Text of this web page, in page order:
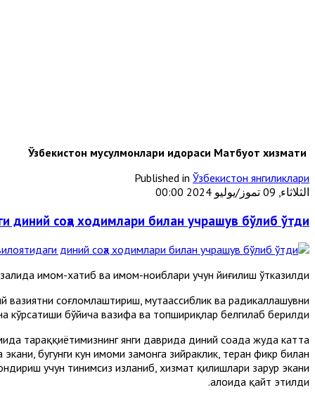
Published in Ўзбекистон янгиликлари
الثلاثاء, 09 تموز/يوليو 2024 00:00
диний соҳа ходимлари билан учрашув бўлиб ўтди
имом-хатиб ва имом-ноиблари учун йиғилиш ўтказилди.
соғломлаштириш, мутаассиблик ва радикаллашувни
кўрсатиши бўйича вазифа ва топшириқлар белгилаб берилди.
тараққиётимизнинг янги даврида диний соҳада жуда катта
бугунги кун имоми замонга зийраклик, теран фикр билан
учун тинимсиз изланиб, хизмат қилишлари зарур экани
алоҳида қайт этилди.